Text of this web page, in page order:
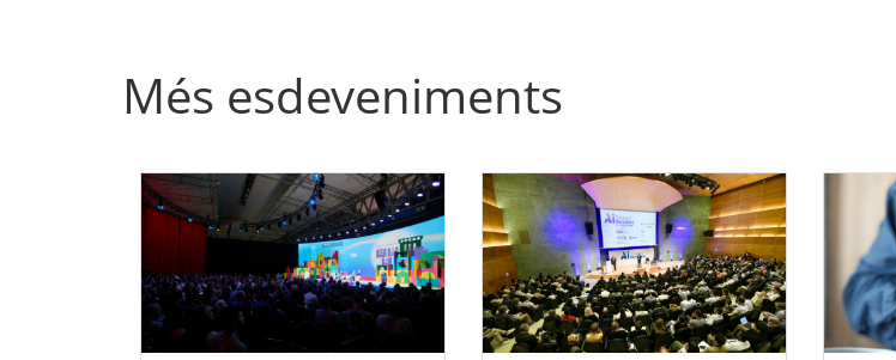
Més esdeveniments